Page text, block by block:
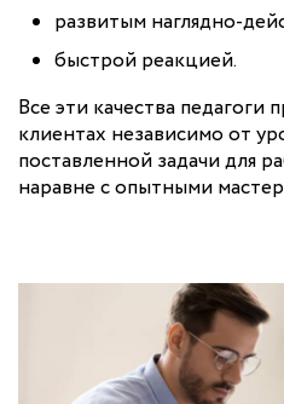
развитым наглядно-
быстрой реакцией.
Все эти качества
клиентах независимо от
поставленной задачи для
наравне с опытными